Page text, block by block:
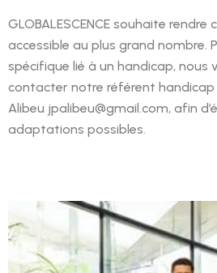
GLOBALESCENCE souhaite
accessible au plus grand nombre.
spécifique lié à un handicap, nous
contacter notre référent handicap
Alibeu jpalibeu@gmail.com, afin
adaptations possibles.